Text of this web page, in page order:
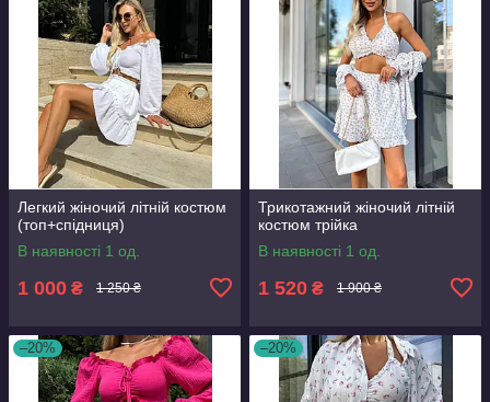
Легкий жіночий літній костюм
(топ+спідниця)
В наявності 1 од.
1 000 ₴ 1 250 ₴
Трикотажний жіночий літній
костюм трійка
В наявності 1 од.
1 520 ₴ 1 900 ₴
–20% –20%